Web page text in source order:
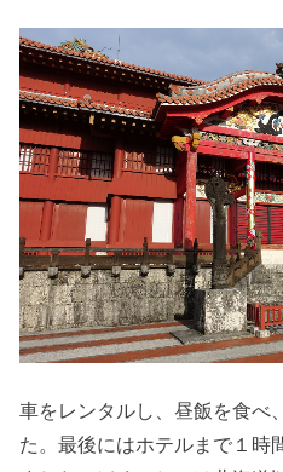
車をレンタルし、昼飯を食べ
た。最後にはホテルまで１時